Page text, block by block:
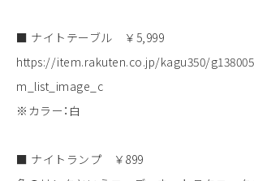
■ ナイトテーブル ￥5,999
https://item.rakuten.co.jp/kagu350/
m_list_image_c
※カラー：白
■ ナイトランプ ￥899